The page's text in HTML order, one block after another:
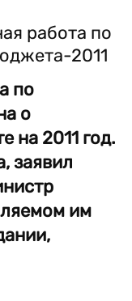
по
о
на 2011 год.
заявил
им